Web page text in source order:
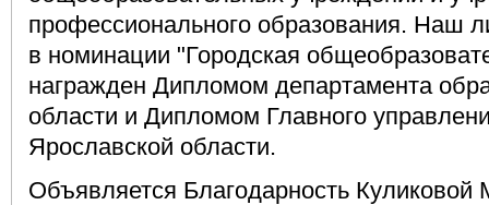
профессионального образования. Наш
в номинации "Городская
награжден Дипломом департамента
области и Дипломом Главного
Ярославской области.
Объявляется Благодарность Куликовой